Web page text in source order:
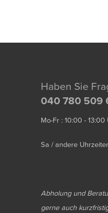
Haben Sie
040 780 509
Mo-Fr : 10:00 - 13:00
Sa / andere
Abholung und
gerne auch